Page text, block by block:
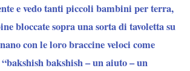
e vedo tanti piccoli bambini per terra,
bloccate sopra una sorta di tavoletta su
con le loro braccine veloci come
bakshish – un aiuto – un